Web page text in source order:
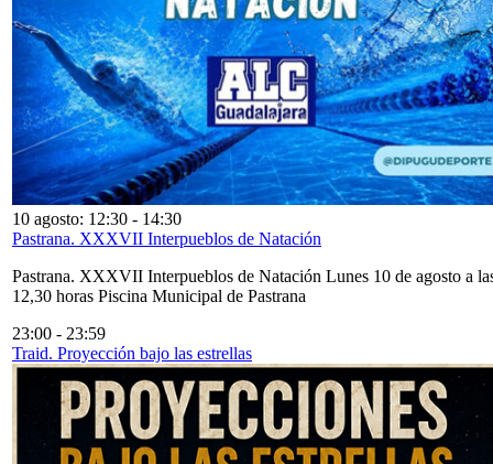
10 agosto: 12:30 - 14:30
Pastrana. XXXVII Interpueblos de Natación
Pastrana. XXXVII Interpueblos de Natación Lunes 10 de agosto a
12,30 horas Piscina Municipal de Pastrana
23:00 - 23:59
Traid. Proyección bajo las estrellas